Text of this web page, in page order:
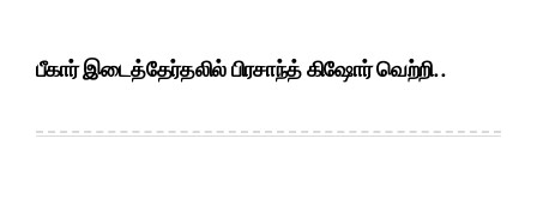
பீகார் இடைத்தேர்தலில் பிரசாந்த் கிஷோர் வெற்றி..